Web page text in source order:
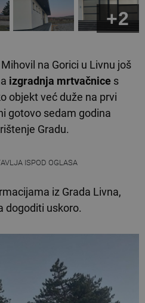
+2
na Gorici u Livnu još
izgradnja mrtvačnice s
objekt već duže na prvi
gotovo sedam godina
Gradu.
ISPOD OGLASA
iz Grada Livna,
dogoditi uskoro.